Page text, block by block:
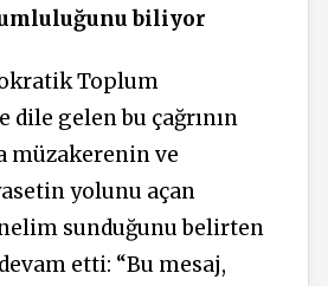
biliyor
Toplum
dile gelen bu çağrının
müzakerenin ve
yolunu açan
sunduğunu belirten
etti: “Bu mesaj,